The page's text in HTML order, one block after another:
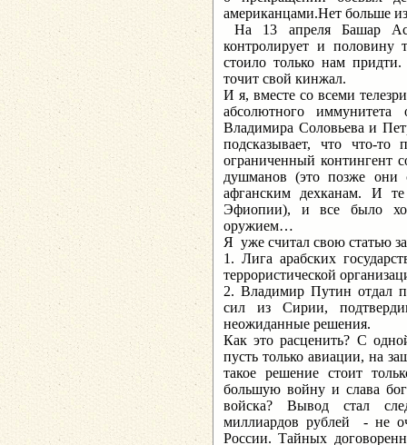
американцами.Нет больше
На 13 апреля Башар
контролирует и половину
стоило только нам
точит свой кинжал.
И я, вместе со всеми
абсолютного
Владимира Соловьева и
подсказывает, что что-
ограниченный контингент
душманов (это позже они
афганским дехканам. И
Эфиопии), и все было
оружием…
Я уже считал свою статью
1. Лига арабских
террористической
2. Владимир Путин отдал
сил из Сирии,
неожиданные решения.
Как это расценить? С
пусть только авиации, на
такое решение стоит
большую войну и слава
войска? Вывод стал
миллиардов рублей - не
России. Тайных